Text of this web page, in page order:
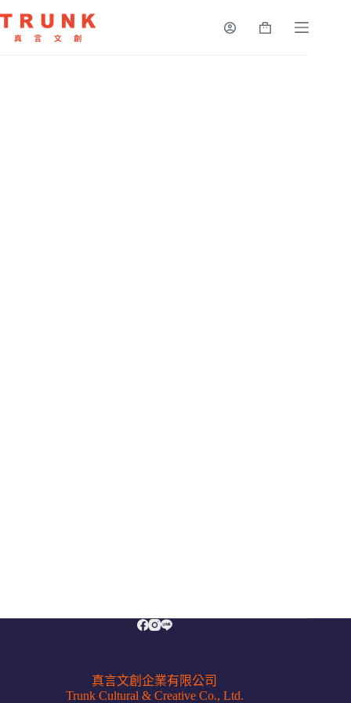
真言文創企業有限公司
Trunk Cultural & Creative Co., Ltd.